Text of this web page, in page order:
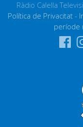
Ràdio Calella
Política de Privacitat -
període